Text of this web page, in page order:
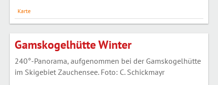
Karte
Gamskogelhütte Winter
240°-Panorama, aufgenommen bei der Gamskogelhütte
im Skigebiet Zauchensee. Foto: C. Schickmayr